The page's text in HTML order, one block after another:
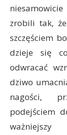
zrobili tak,
szczęściem
dzieje się
odwracać
dziwo
nagości,
podejściem
ważniejszy